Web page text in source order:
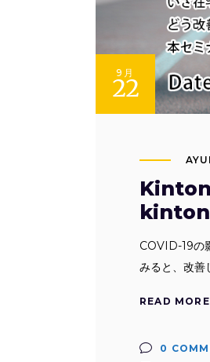
9月
22
COVID-19の
みると、改善
READ MORE
0